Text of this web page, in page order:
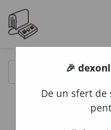
🎉
De un sfert de